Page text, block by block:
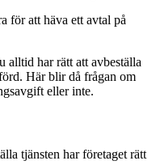
för att häva ett avtal på
alltid har rätt att avbeställa
Här blir då frågan om
eller inte.
tjänsten har företaget rätt